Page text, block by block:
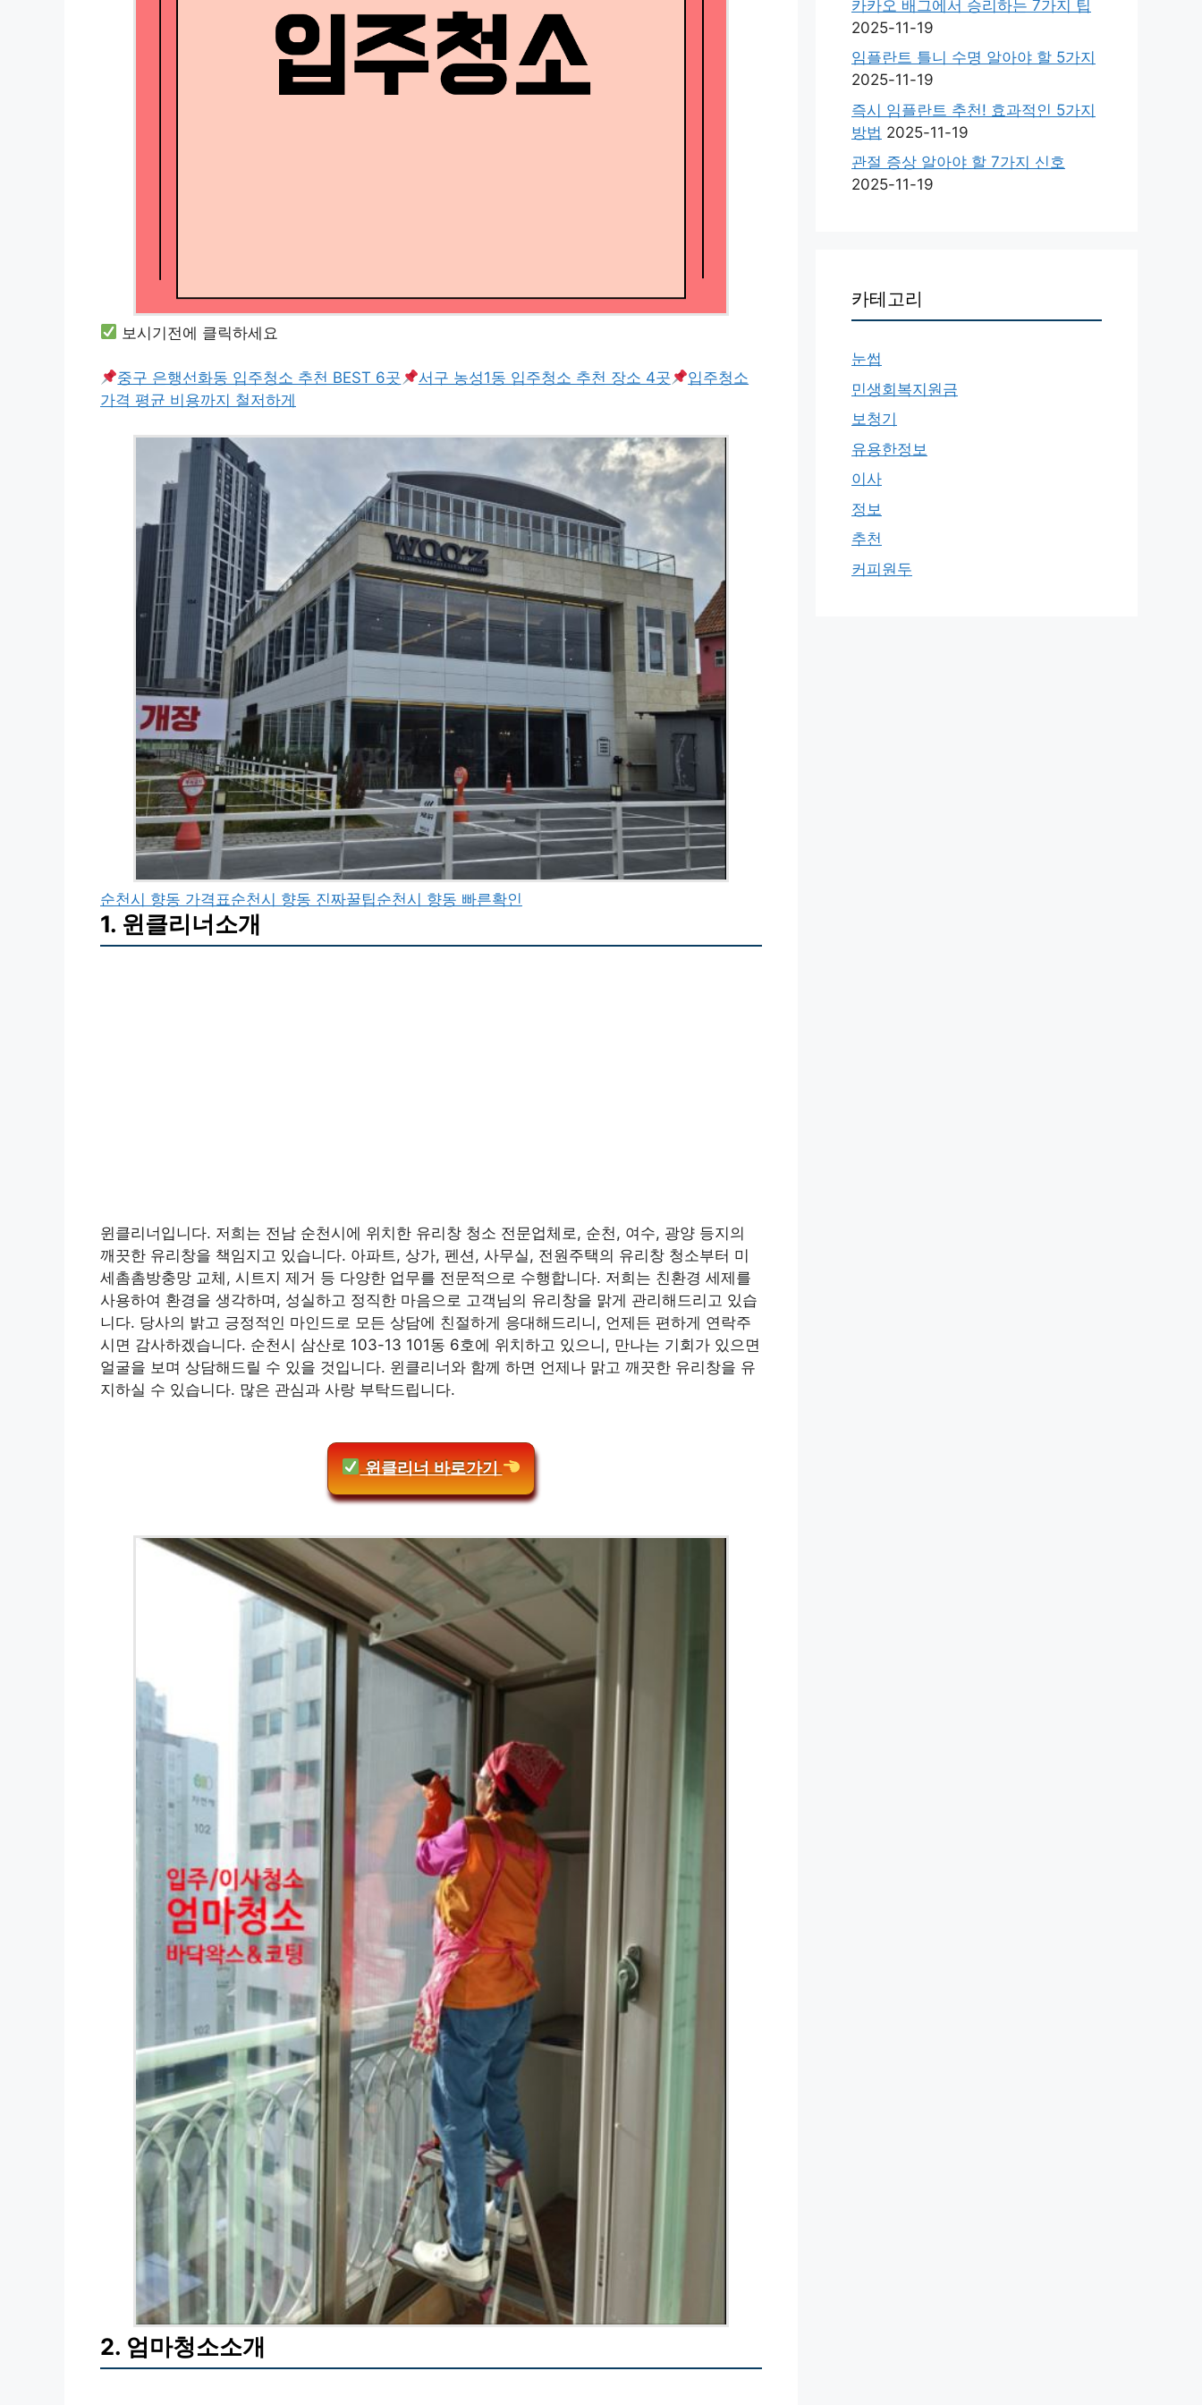
보시기전에 클릭하세요
중구 은행선화동 입주청소 추천 BEST 6곳 서구 농성1동 입주청소 추천 장소 4곳
입주청소
가격 평균 비용까지 철저하게
순천시 향동 가격표순천시 향동 진짜꿀팁순천시 향동 빠른확인
1. 윈클리너소개
윈클리너입니다. 저희는 전남 순천시에 위치한 유리창 청소 전문업체로, 순천, 여수, 광양 등지의
깨끗한 유리창을 책임지고 있습니다. 아파트, 상가, 펜션, 사무실, 전원주택의 유리창 청소부터 미
세촘촘방충망 교체, 시트지 제거 등 다양한 업무를 전문적으로 수행합니다. 저희는 친환경 세제를
사용하여 환경을 생각하며, 성실하고 정직한 마음으로 고객님의 유리창을 맑게 관리해드리고 있습
니다. 당사의 밝고 긍정적인 마인드로 모든 상담에 친절하게 응대해드리니, 언제든 편하게 연락주
시면 감사하겠습니다. 순천시 삼산로 103-13 101동 6호에 위치하고 있으니, 만나는 기회가 있으면
얼굴을 보며 상담해드릴 수 있을 것입니다. 윈클리너와 함께 하면 언제나 맑고 깨끗한 유리창을 유
지하실 수 있습니다. 많은 관심과 사랑 부탁드립니다.
윈클리너 바로가기
2. 엄마청소소개
카카오 배그에서 승리하는 7가지 팁
2025-11-19
임플란트 틀니 수명 알아야 할 5가지
2025-11-19
즉시 임플란트 추천! 효과적인 5가지
방법 2025-11-19
관절 증상 알아야 할 7가지 신호
2025-11-19
카테고리
눈썹
민생회복지원금
보청기
유용한정보
이사
정보
추천
커피원두